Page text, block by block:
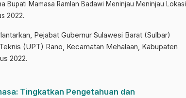
Bupati Mamasa Ramlan Badawi Meninjau Meninjau Lokasi
2022.
Pejabat Gubernur Sulawesi Barat (Sulbar)
(UPT) Rano, Kecamatan Mehalaan, Kabupaten
2022.
Tingkatkan Pengetahuan dan